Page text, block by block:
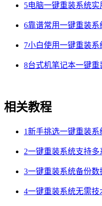
5电脑一键重装系统
6靠谱常用一键重装
7小白使用一键重装
8台式机笔记本一键
相关教程
1新手挑选一键重装
2一键重装系统支持
3一键重装系统备份
4一键重装系统无需技